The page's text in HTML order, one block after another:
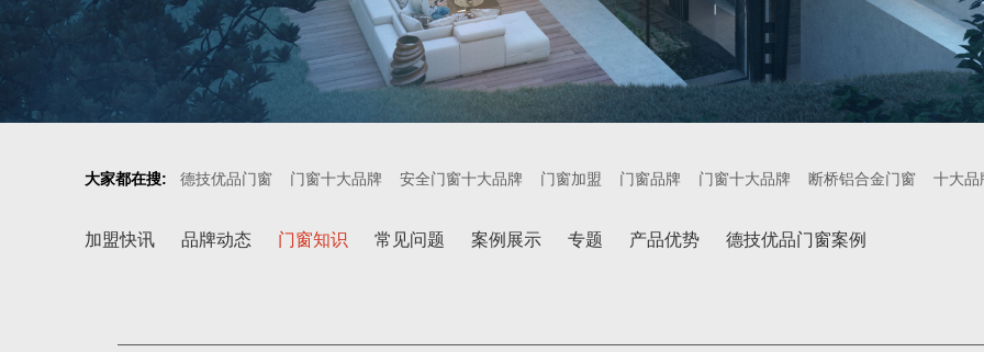
大家都在搜: 德技优品门窗 门窗十大品牌 安全门窗十大品牌 门窗加盟 门窗品牌 门窗十大品牌 断桥铝合金门窗 十大品
加盟快讯 品牌动态 门窗知识 常见问题 案例展示 专题 产品优势 德技优品门窗案例